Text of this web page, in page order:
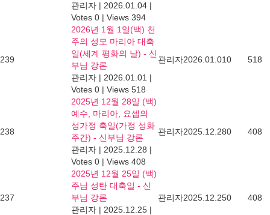
관리자 | 2026.01.04 |
Votes 0 | Views 394
239
2026년 1월 1일(백) 천
주의 성모 마리아 대축
일(세계 평화의 날) - 신
부님 강론
관리자 | 2026.01.01 |
Votes 0 | Views 518
관리자2026.01.010 518
238
2025년 12월 28일 (백)
예수, 마리아, 요셉의
성가정 축일(가정 성화
주간) - 신부님 강론
관리자 | 2025.12.28 |
Votes 0 | Views 408
관리자2025.12.280 408
237
2025년 12월 25일 (백)
주님 성탄 대축일 - 신
부님 강론
관리자 | 2025.12.25 |
관리자2025.12.250 408